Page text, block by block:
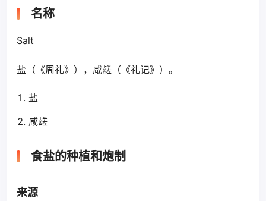
名称
Salt
盐（《周礼》），咸鹾（《礼记》）。
盐
咸鹾
食盐的种植和炮制
来源